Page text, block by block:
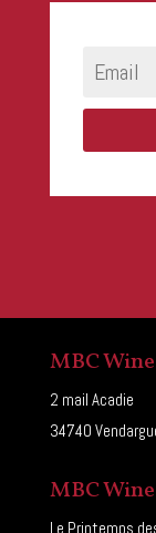
MBC Wine
2 mail Acadie
34740
MBC
Le Printemps